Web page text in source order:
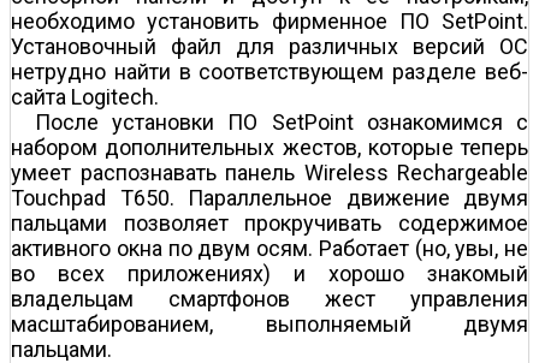
необходимо установить фирменное ПО SetPoint.
Установочный файл для различных версий ОС
нетрудно найти в соответствующем разделе веб­
сайта Logitech.
После установки ПО SetPoint ознакомимся с
набором дополнительных жестов, которые теперь
умеет распознавать панель Wireless Rechargeable
Touchpad T650. Параллельное движение двумя
пальцами позволяет прокручивать содержимое
активного окна по двум осям. Работает (но, увы, не
во всех приложениях) и хорошо знакомый
владельцам смартфонов жест управления
масштабированием, выполняемый двумя
пальцами.